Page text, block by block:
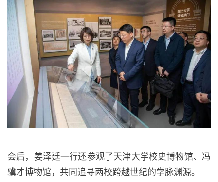
会后，姜泽廷一行还参观了天津大学校史博物馆、冯
骥才博物馆，共同追寻两校跨越世纪的学脉渊源。